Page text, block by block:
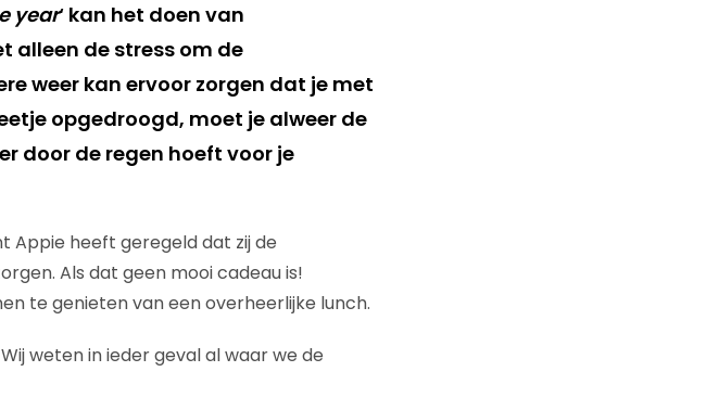
year‘ kan het doen van
alleen de stress om de
weer kan ervoor zorgen dat je met
opgedroogd, moet je alweer de
door de regen hoeft voor je
Appie heeft geregeld dat zij de
Als dat geen mooi cadeau is!
te genieten van een overheerlijke lunch.
weten in ieder geval al waar we de